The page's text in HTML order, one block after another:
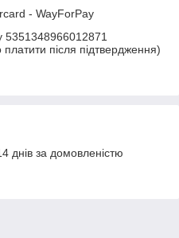
- WayForPay
5351348966012871
після підтвердження)
днів за домовленістю